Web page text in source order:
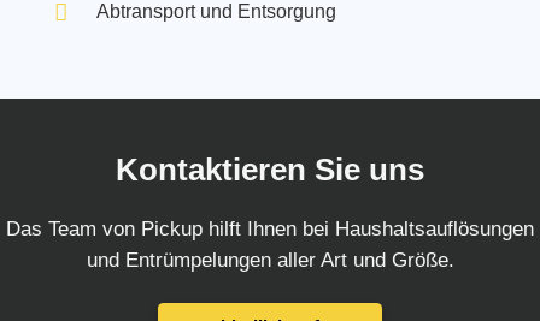
Abtransport und Entsorgung
Kontaktieren Sie uns
Das Team von Pickup hilft Ihnen bei Haushaltsauflösungen
und Entrümpelungen aller Art und Größe.